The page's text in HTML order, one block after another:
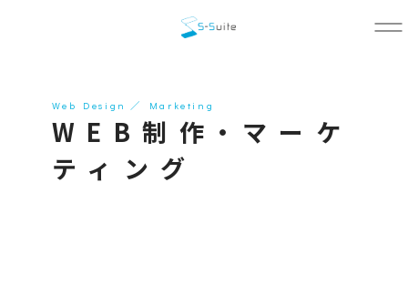
Web Design ／ Marketing
WEB制作・マーケ
ティング